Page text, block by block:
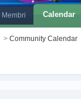
Membri Calendar
> Community Calendar